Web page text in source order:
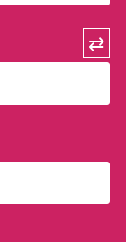
⇄